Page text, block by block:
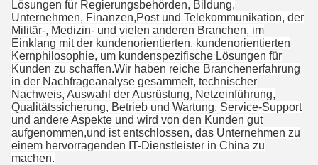
Lösungen für Regierungsbehörden, Bildung,
Unternehmen, Finanzen,Post und Telekommunikation, der
Militär-, Medizin- und vielen anderen Branchen, im
Einklang mit der kundenorientierten, kundenorientierten
Kernphilosophie, um kundenspezifische Lösungen für
Kunden zu schaffen.Wir haben reiche Branchenerfahrung
in der Nachfrageanalyse gesammelt, technischer
Nachweis, Auswahl der Ausrüstung, Netzeinführung,
Qualitätssicherung, Betrieb und Wartung, Service-Support
und andere Aspekte und wird von den Kunden gut
aufgenommen,und ist entschlossen, das Unternehmen zu
einem hervorragenden IT-Dienstleister in China zu
machen.